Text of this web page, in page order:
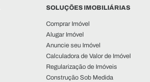
SOLUÇÕES IMOBILIÁRIAS
Comprar Imóvel
Alugar Imóvel
Anuncie seu Imóvel
Calculadora de Valor de Imóvel
Regularização de Imóveis
Construção Sob Medida